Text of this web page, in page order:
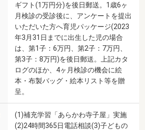
ギフト(1万円分)を後日郵送。1歳6ヶ
月検診の受診後に、アンケートを提出
いただいた方へ育児パッケージ(2023
年3月31日までに出生した児の場合
は、第1子：6万円、第2子：7万円、
第3子：8万円)を後日郵送。上記カタ
ログのほか、4ヶ月検診の機会に絵
本・布製バッグ・絵本リスト等を贈
呈。
(1)補充学習「あらかわ寺子屋」実施
(2)24時間365日電話相談(3)子どもの